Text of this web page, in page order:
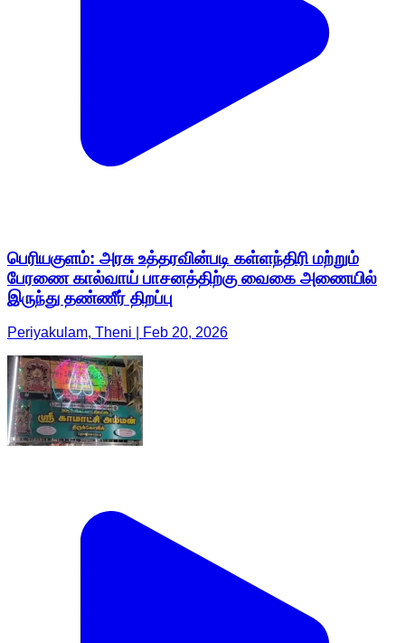
பெரியகுளம்: அரசு உத்தரவின்படி கள்ளந்திரி மற்றும்
பேரணை கால்வாய் பாசனத்திற்கு வைகை அணையில்
இருந்து தண்ணீர் திறப்பு
Periyakulam, Theni | Feb 20, 2026